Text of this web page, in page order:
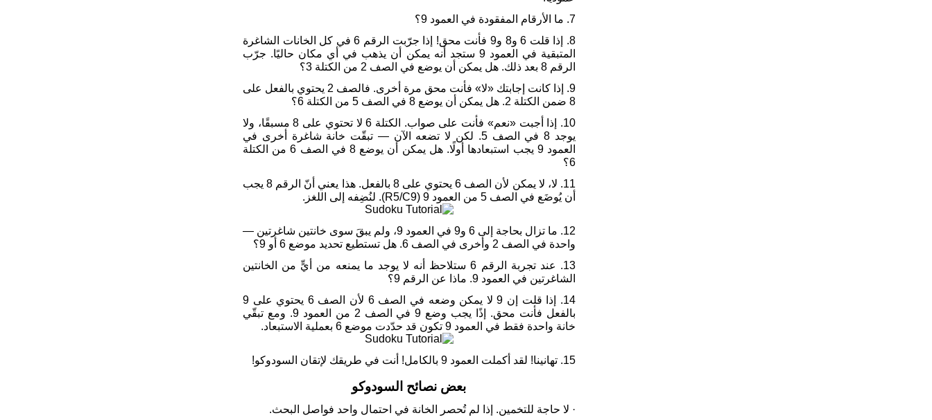
7. ما الأرقام المفقودة في العمود 9؟
8. إذا قلت 6 و8 و9 فأنت محق! إذا جرّبت الرقم 6 في كل الخانات الشاغرة
المتبقية في العمود 9 ستجد أنه يمكن أن يذهب في أي مكان حاليًا. جرّب
الرقم 8 بعد ذلك. هل يمكن أن يوضع في الصف 2 من الكتلة 3؟
9. إذا كانت إجابتك «لا» فأنت محق مرة أخرى. فالصف 2 يحتوي بالفعل على
8 ضمن الكتلة 2. هل يمكن أن يوضع 8 في الصف 5 من الكتلة 6؟
10. إذا أجبت «نعم» فأنت على صواب. الكتلة 6 لا تحتوي على 8 مسبقًا، ولا
يوجد 8 في الصف 5. لكن لا تضعه الآن — تبقّت خانة شاغرة أخرى في
العمود 9 يجب استبعادها أولًا. هل يمكن أن يوضع 8 في الصف 6 من الكتلة
6؟
11. لا، لا يمكن لأن الصف 6 يحتوي على 8 بالفعل. هذا يعني أنّ الرقم 8 يجب
أن يُوضَع في الصف 5 من العمود 9 (R5/C9). لنُضِفه إلى اللغز.
12. ما تزال بحاجة إلى 6 و9 في العمود 9، ولم يبقَ سوى خانتين شاغرتين —
واحدة في الصف 2 وأخرى في الصف 6. هل تستطيع تحديد موضع 6 أو 9؟
13. عند تجربة الرقم 6 ستلاحظ أنه لا يوجد ما يمنعه من أيٍّ من الخانتين
الشاغرتين في العمود 9. ماذا عن الرقم 9؟
14. إذا قلت إن 9 لا يمكن وضعه في الصف 6 لأن الصف 6 يحتوي على 9
بالفعل فأنت محق. إذًا يجب وضع 9 في الصف 2 من العمود 9. ومع تبقّي
خانة واحدة فقط في العمود 9 تكون قد حدّدت موضع 6 بعملية الاستبعاد.
15. تهانينا! لقد أكملت العمود 9 بالكامل! أنت في طريقك لإتقان السودوكو!
بعض نصائح السودوكو
· لا حاجة للتخمين. إذا لم تُحصر الخانة في احتمال واحد فواصل البحث.